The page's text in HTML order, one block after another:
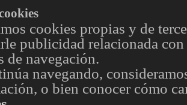
cookies propias y de
publicidad relacionada
de navegación.
navegando,
o bien conocer cómo